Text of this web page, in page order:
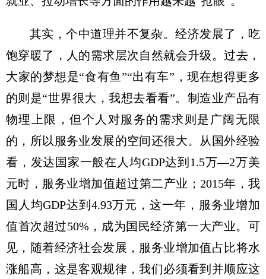
其实，个中道理并不复杂。经济发展了，吃
饱穿暖了，人的需求层次自然就会升级。过去，
大家的梦想是“食有鱼”“出有车”，现在想得更多
的则是“世界很大，我想去看看”。制造业产品有
物理上限，但个人对服务的需求则是广阔无限
的，所以服务业发展的空间还很大。从国外经验
看，发达国家一般在人均GDP达到1.5万—2万美
元时，服务业增加值超过第二产业；2015年，我
国人均GDP达到4.93万元，这一年，服务业增加
值首次超过50%，成为国民经济第一大产业。可
见，随着经济社会发展，服务业增加值占比将水
涨船高，这是客观规律，我们必须看到并顺应这